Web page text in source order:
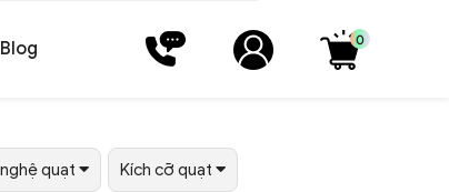
Blog 0
quạt Kích cỡ quạt